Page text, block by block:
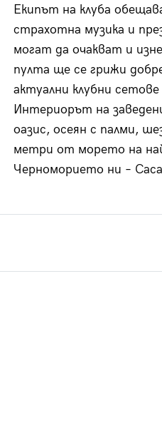
Екипът на клуба
страхотна музика и
могат да очакват и
пулта ще се грижи
актуални клубни
Интериорът на
оазис, осеян с палми,
метри от морето на
Черноморието ни –